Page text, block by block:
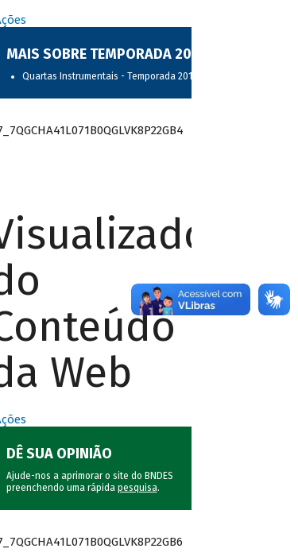
MAIS SOBRE TEMPORADA 2017
Quartas Instrumentais - Temporada 2017
Web
DÊ SUA OPINIÃO
Ajude-nos a aprimorar o site do BNDES
preenchendo uma rápida pesquisa.